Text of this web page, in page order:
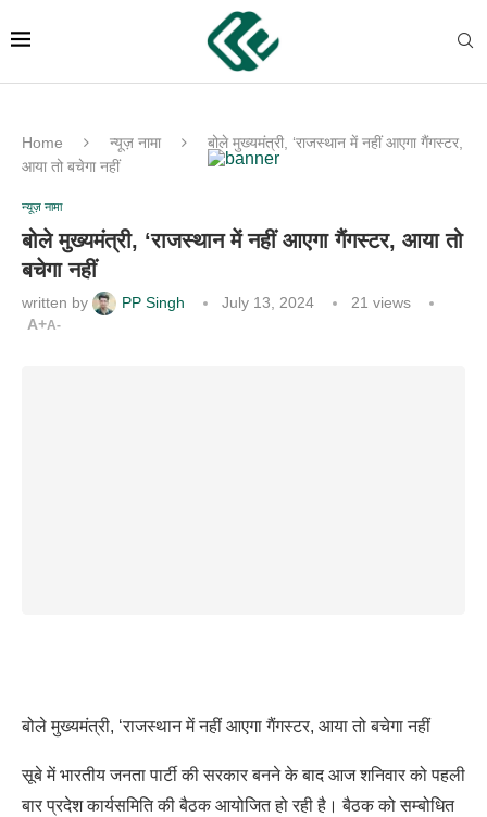
Home न्यूज़ नामा
बोले मुख्यमंत्री, ‘राजस्थान में नहीं आएगा गैंगस्टर,
आया तो बचेगा नहीं
न्यूज़ नामा
बोले मुख्यमंत्री, ‘राजस्थान में नहीं आएगा गैंगस्टर, आया तो
बचेगा नहीं
written by PP Singh July 13, 2024 21 views
A+A-
बोले मुख्यमंत्री, ‘राजस्थान में नहीं आएगा गैंगस्टर, आया तो बचेगा नहीं
सूबे में भारतीय जनता पार्टी की सरकार बनने के बाद आज शनिवार को पहली
बार प्रदेश कार्यसमिति की बैठक आयोजित हो रही है। बैठक को सम्बोधित